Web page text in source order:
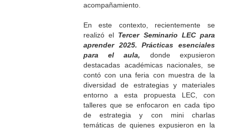
acompañamiento.
En este contexto, recientemente se
realizó el Tercer Seminario LEC para
aprender 2025. Prácticas esenciales
para el aula, donde expusieron
destacadas académicas nacionales, se
contó con una feria con muestra de la
diversidad de estrategias y materiales
entorno a esta propuesta LEC, con
talleres que se enfocaron en cada tipo
de estrategia y con mini charlas
temáticas de quienes expusieron en la